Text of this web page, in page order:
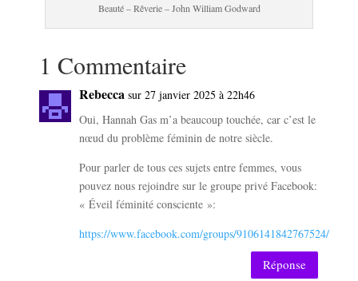
Beauté – Rêverie – John William Godward
1 Commentaire
Rebecca sur 27 janvier 2025 à 22h46
Oui, Hannah Gas m’a beaucoup touchée, car c’est le
nœud du problème féminin de notre siècle.
Pour parler de tous ces sujets entre femmes, vous
pouvez nous rejoindre sur le groupe privé Facebook:
« Éveil féminité consciente »:
https://www.facebook.com/groups/9106141842767524/
Réponse